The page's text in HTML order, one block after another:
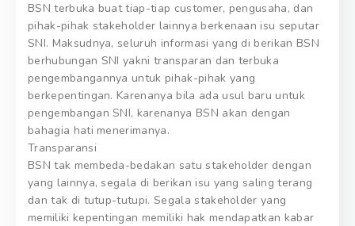
BSN terbuka buat tiap-tiap customer, pengusaha, dan
pihak-pihak stakeholder lainnya berkenaan isu seputar
SNI. Maksudnya, seluruh informasi yang di berikan BSN
berhubungan SNI yakni transparan dan terbuka
pengembangannya untuk pihak-pihak yang
berkepentingan. Karenanya bila ada usul baru untuk
pengembangan SNI, karenanya BSN akan dengan
bahagia hati menerimanya.
Transparansi
BSN tak membeda-bedakan satu stakeholder dengan
yang lainnya, segala di berikan isu yang saling terang
dan tak di tutup-tutupi. Segala stakeholder yang
memiliki kepentingan memiliki hak mendapatkan kabar